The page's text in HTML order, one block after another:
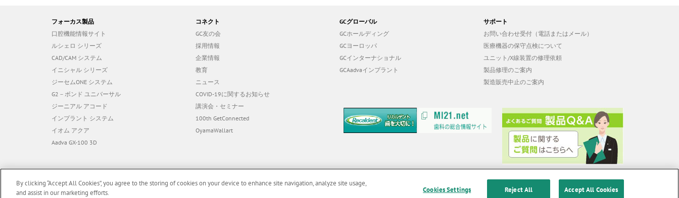
フォーカス製品
口腔機能情報サイト
ルシェロ シリーズ
CAD/CAM システム
イニシャル シリーズ
ジーセムONE システム
G2－ボンド ユニバーサル
ジーニアル アコード
インプラント システム
イオム アクア
Aadva GX-100 3D
コネクト
GC友の会
採用情報
企業情報
教育
ニュース
COVID-19に関するお知らせ
講演会・セミナー
100th GetConnected
OyamaWallart
GCグローバル
GCホールディング
GCヨーロッパ
GCインターナショナル
GCAadvaインプラント
サポート
お問い合わせ受付（電話またはメール）
医療機器の保守点検について
ユニット/X線装置の修理依頼
製品修理のご案内
製造販売中止のご案内
By clicking “Accept All Cookies”, you agree to the storing of cookies on your device to enhance site navigation, analyze site usage,
and assist in our marketing efforts.
Cookies Settings Reject All Accept All Cookies